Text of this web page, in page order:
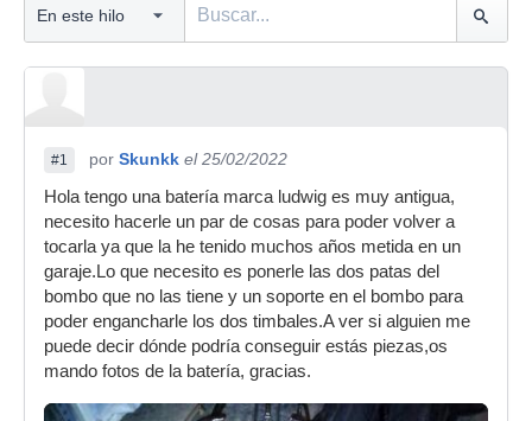
#1 por Skunkk el 25/02/2022
Hola tengo una batería marca ludwig es muy antigua,
necesito hacerle un par de cosas para poder volver a
tocarla ya que la he tenido muchos años metida en un
garaje.Lo que necesito es ponerle las dos patas del
bombo que no las tiene y un soporte en el bombo para
poder engancharle los dos timbales.A ver si alguien me
puede decir dónde podría conseguir estás piezas,os
mando fotos de la batería, gracias.